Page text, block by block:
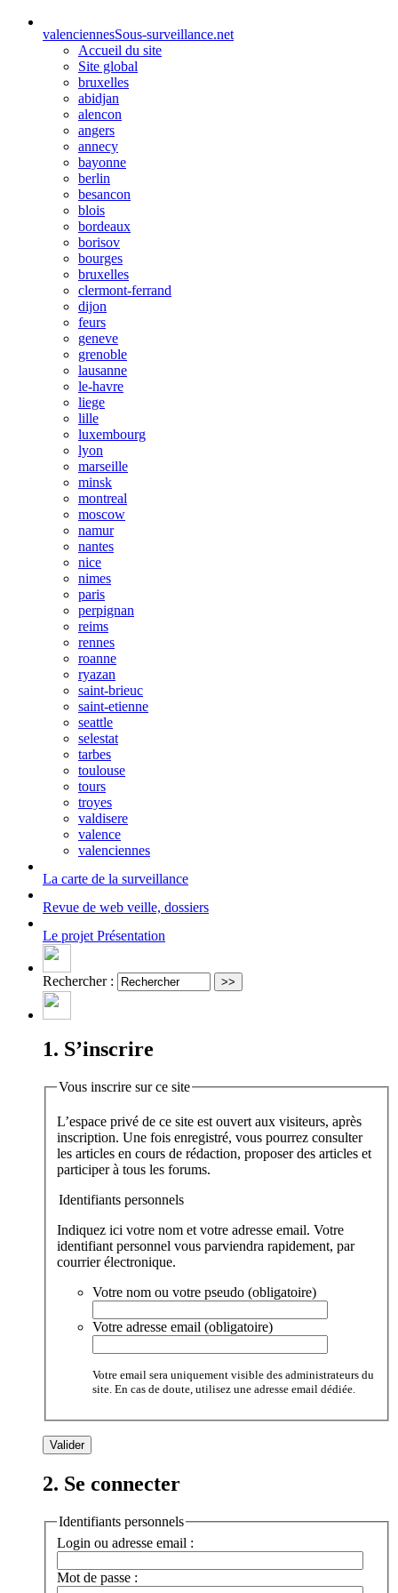
valenciennesSous-surveillance.net
Accueil du site
Site global
bruxelles
abidjan
alencon
angers
annecy
bayonne
berlin
besancon
blois
bordeaux
borisov
bourges
bruxelles
clermont-ferrand
dijon
feurs
geneve
grenoble
lausanne
le-havre
liege
lille
luxembourg
lyon
marseille
minsk
montreal
moscow
namur
nantes
nice
nimes
paris
perpignan
reims
rennes
roanne
ryazan
saint-brieuc
saint-etienne
seattle
selestat
tarbes
toulouse
tours
troyes
valdisere
valence
valenciennes
La carte de la surveillance
Revue de web veille, dossiers
Le projet Présentation
Rechercher :
1. S’inscrire
Vous inscrire sur ce site
L’espace privé de ce site est ouvert aux visiteurs, après
inscription. Une fois enregistré, vous pourrez consulter
les articles en cours de rédaction, proposer des articles et
participer à tous les forums.
Identifiants personnels
Indiquez ici votre nom et votre adresse email. Votre
identifiant personnel vous parviendra rapidement, par
courrier électronique.
Votre nom ou votre pseudo (obligatoire)
Votre adresse email (obligatoire)
Votre email sera uniquement visible des administrateurs du
site. En cas de doute, utilisez une adresse email dédiée.
2. Se connecter
Identifiants personnels
Login ou adresse email :
Mot de passe :